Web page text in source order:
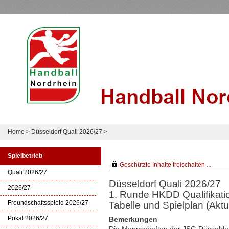
Home > Düsseldorf Quali 2026/27 >
Spielbetrieb
Quali 2026/27
2026/27
Freundschaftsspiele 2026/27
Pokal 2026/27
Geschützte Inhalte freischalten ...
Düsseldorf Quali 2026/27
1. Runde HKDD
Tabelle und Spielplan
Bemerkungen